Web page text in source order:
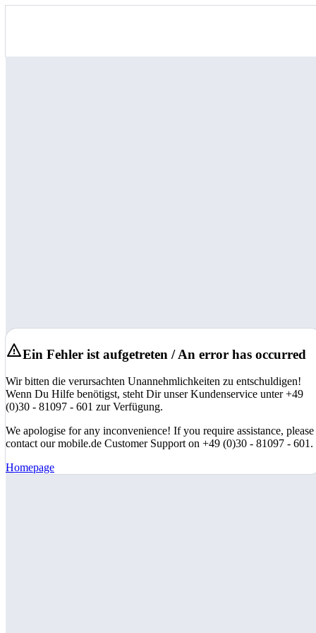
Ein Fehler ist aufgetreten / An error has occurred
Wir bitten die verursachten Unannehmlichkeiten zu entschuldigen!
Wenn Du Hilfe benötigst, steht Dir unser Kundenservice unter +49
(0)30 - 81097 - 601 zur Verfügung.
We apologise for any inconvenience! If you require assistance, please
contact our mobile.de Customer Support on +49 (0)30 - 81097 - 601.
Homepage